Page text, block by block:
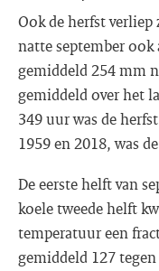
Ook de herfst verliep
natte september
gemiddeld 254 mm
gemiddeld over het
349 uur was de
1959 en 2018, was
De eerste helft van
koele tweede helft
temperatuur een
gemiddeld 127